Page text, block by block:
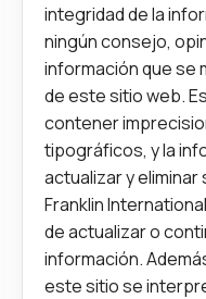
integridad de la
ningún consejo,
información que se
de este sitio web.
contener
tipográficos, y la
actualizar y eliminar
Franklin
de actualizar o
información.
este sitio se